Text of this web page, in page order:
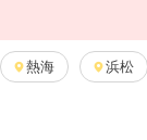
熱海 浜松